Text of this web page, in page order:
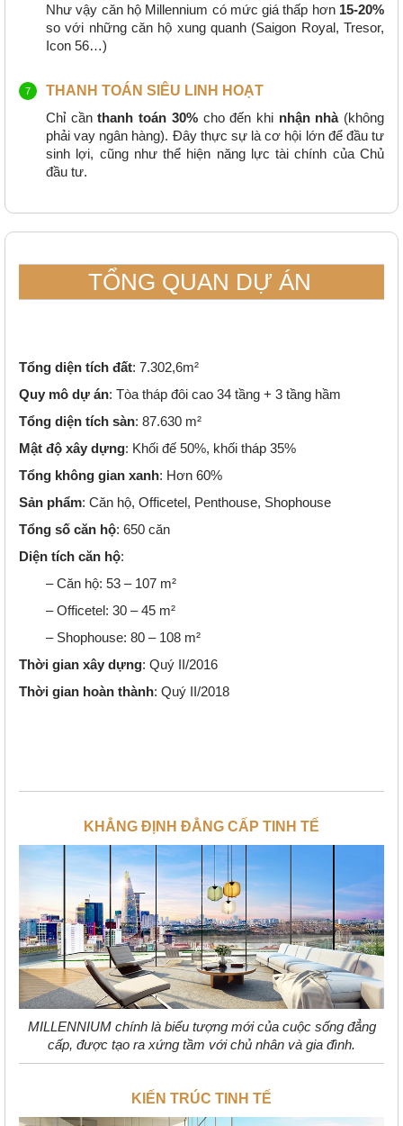
Như vậy căn hộ Millennium có mức giá thấp hơn 15-20%
so với những căn hộ xung quanh (Saigon Royal, Tresor,
Icon 56…)
THANH TOÁN SIÊU LINH HOẠT
Chỉ cầnthanh toán 30%cho đến khi nhận nhà(không
phải vay ngân hàng). Đây thực sự là cơ hội lớn để đầu tư
sinh lợi, cũng như thể hiện năng lực tài chính của Chủ
đầu tư.
TỔNG QUAN DỰ ÁN
Tổng diện tích đất: 7.302,6m²
Quy mô dự án: Tòa tháp đôi cao 34 tầng + 3 tầng hầm
Tổng diện tích sàn: 87.630 m²
Mật độ xây dựng: Khối đế 50%, khối tháp 35%
Tổng không gian xanh: Hơn 60%
Sản phẩm: Căn hộ, Officetel, Penthouse, Shophouse
Tổng số căn hộ: 650 căn
Diện tích căn hộ:
– Căn hộ: 53 – 107 m²
– Officetel: 30 – 45 m²
– Shophouse: 80 – 108 m²
Thời gian xây dựng: Quý II/2016
Thời gian hoàn thành: Quý II/2018
KHẲNG ĐỊNH ĐẲNG CẤP TINH TẾ
MILLENNIUM chính là biểu tượng mới của cuộc sống đẳng
cấp, được tạo ra xứng tầm với chủ nhân và gia đình.
KIẾN TRÚC TINH TẾ